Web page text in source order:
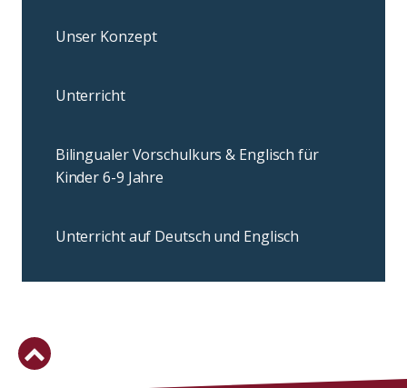
Unser Konzept
Unterricht
Bilingualer Vorschulkurs & Englisch für
Kinder 6-9 Jahre
Unterricht auf Deutsch und Englisch